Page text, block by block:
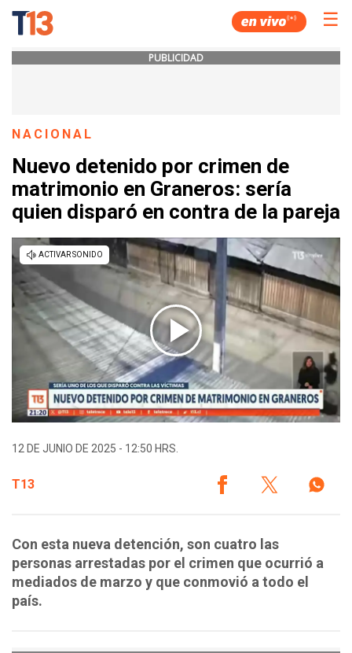
☰
PUBLICIDAD
NACIONAL
Nuevo detenido por crimen de
matrimonio en Graneros: sería
quien disparó en contra de la pareja
12 DE JUNIO DE 2025 - 12:50 HRS.
T13
Con esta nueva detención, son cuatro las
personas arrestadas por el crimen que ocurrió a
mediados de marzo y que conmovió a todo el
país.